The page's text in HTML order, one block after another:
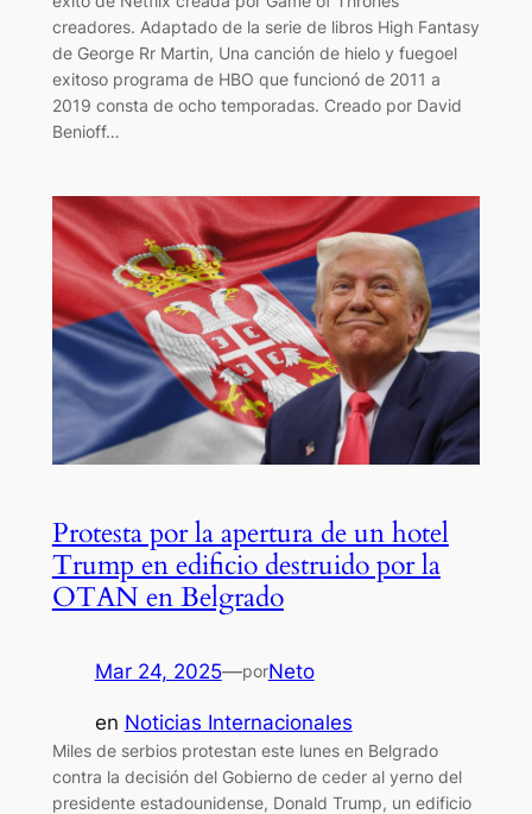
creadores. Adaptado de la serie de libros High Fantasy
de George Rr Martin, Una canción de hielo y fuegoel
exitoso programa de HBO que funcionó de 2011 a
2019 consta de ocho temporadas. Creado por David
Benioff…
Protesta por la apertura de un hotel
Trump en edificio destruido por la
OTAN en Belgrado
Mar 24, 2025—porNeto
en Noticias Internacionales
Miles de serbios protestan este lunes en Belgrado
contra la decisión del Gobierno de ceder al yerno del
presidente estadounidense, Donald Trump, un edificio